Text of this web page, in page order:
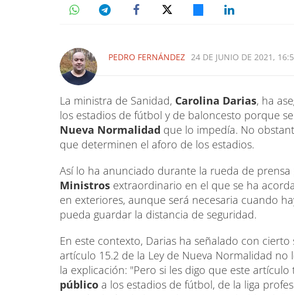
PEDRO FERNÁNDEZ 24 DE JUNIO DE 2021,
La ministra de Sanidad, Carolina Darias, ha
los estadios de fútbol y de baloncesto porque
Nueva Normalidad que lo impedía. No
que determinen el aforo de los estadios.
Así lo ha anunciado durante la rueda de
Ministros extraordinario en el que se ha
en exteriores, aunque será necesaria cuando
pueda guardar la distancia de seguridad.
En este contexto, Darias ha señalado con
artículo 15.2 de la Ley de Nueva Normalidad
la explicación: "Pero si les digo que este
público a los estadios de fútbol, de la liga